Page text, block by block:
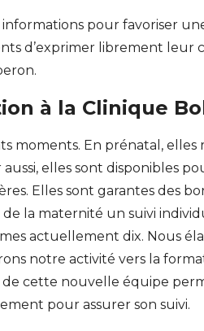
pour favoriser
d’exprimer librement leur
à la Clinique
En prénatal, elles
elles sont disponibles
Elles sont garantes des
la maternité un suivi
actuellement dix. Nous
notre activité vers la
cette nouvelle équipe
pour assurer son suivi.